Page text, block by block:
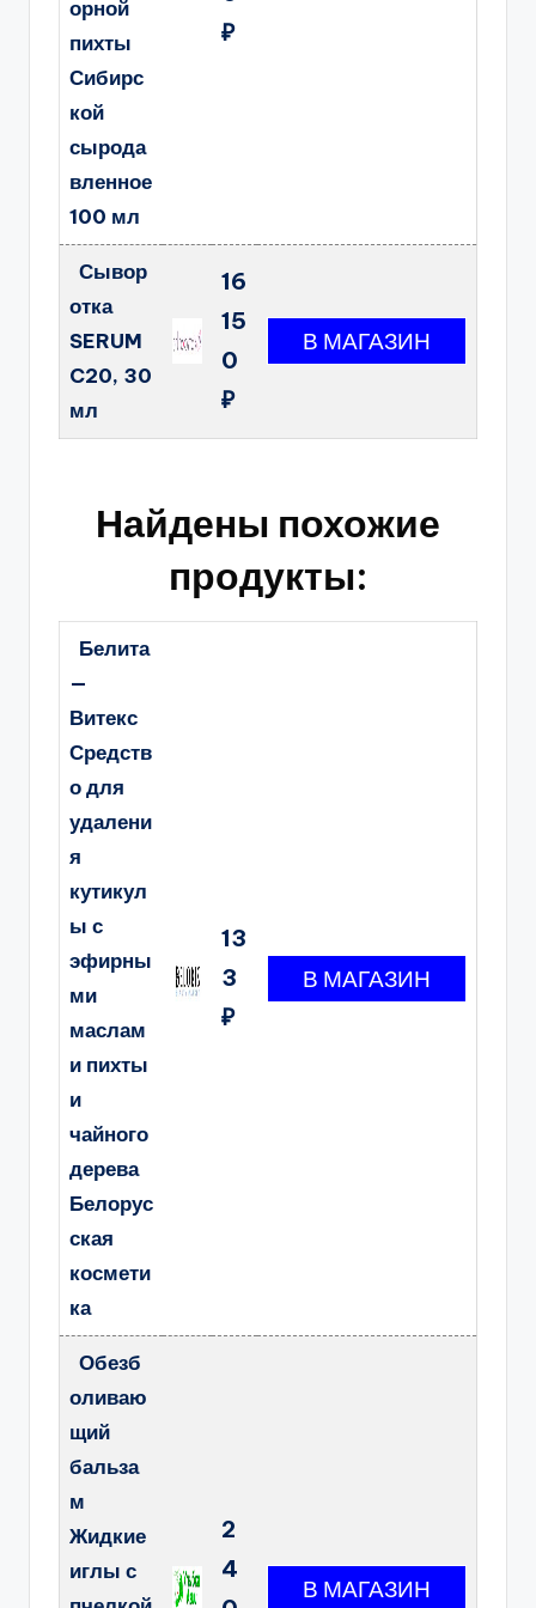
орной
пихты
Сибирс
кой
сырода
вленное
100 мл
₽
Сывор
отка
SERUM
C20, 30
мл
16
15
0
₽
Найдены похожие
продукты:
Белита
—
Витекс
Средств
о для
удалени
я
кутикул
ы с
эфирны
ми
маслам
и пихты
и
чайного
дерева
Белорус
ская
космети
ка
13
3
₽
Обезб
оливаю
щий
бальза
м
Жидкие
иглы с
2
4